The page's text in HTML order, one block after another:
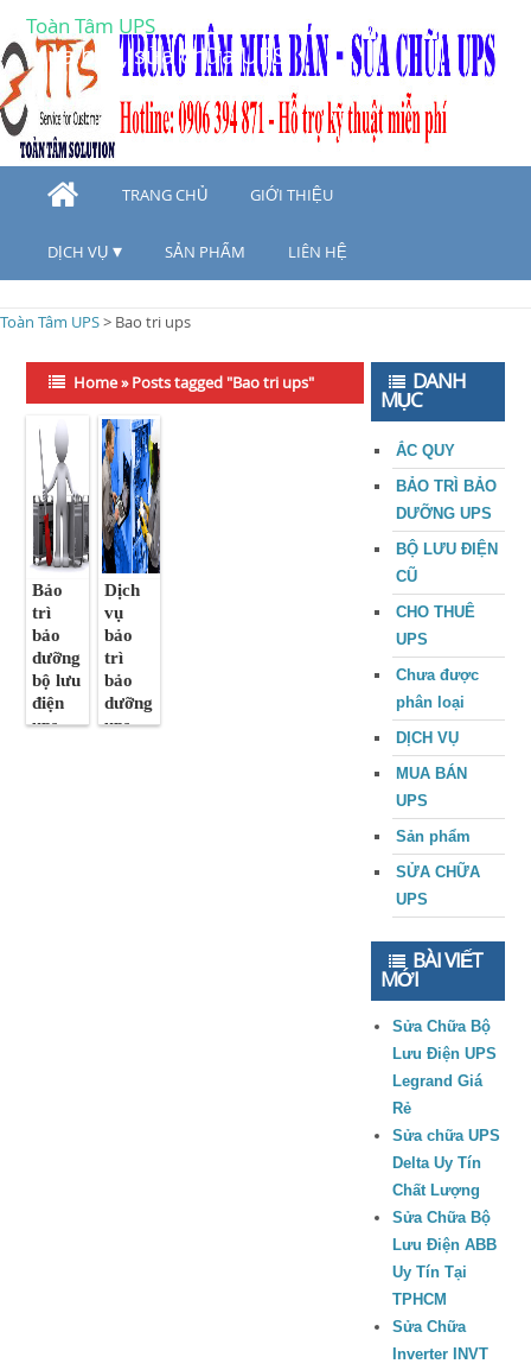
Toàn Tâm UPS
Mua bán, sửa chữa UPS
TRANG CHỦ GIỚI THIỆU
DỊCH VỤ SẢN PHẨM LIÊN HỆ
Toàn Tâm UPS> Bao tri ups
Home»Posts tagged "Bao tri ups"
Bảo
trì
bảo
dưỡng
bộ lưu
điện
ups
Dịch
vụ
bảo
trì
bảo
dưỡng
ups
DANH
MỤC
ẮC QUY
BẢO TRÌ BẢO
DƯỠNG UPS
BỘ LƯU ĐIỆN
CŨ
CHO THUÊ
UPS
Chưa được
phân loại
DỊCH VỤ
MUA BÁN
UPS
Sản phẩm
SỬA CHỮA
UPS
BÀI VIẾT
MỚI
Sửa Chữa Bộ
Lưu Điện UPS
Legrand Giá
Rẻ
Sửa chữa UPS
Delta Uy Tín
Chất Lượng
Sửa Chữa Bộ
Lưu Điện ABB
Uy Tín Tại
TPHCM
Sửa Chữa
Inverter INVT